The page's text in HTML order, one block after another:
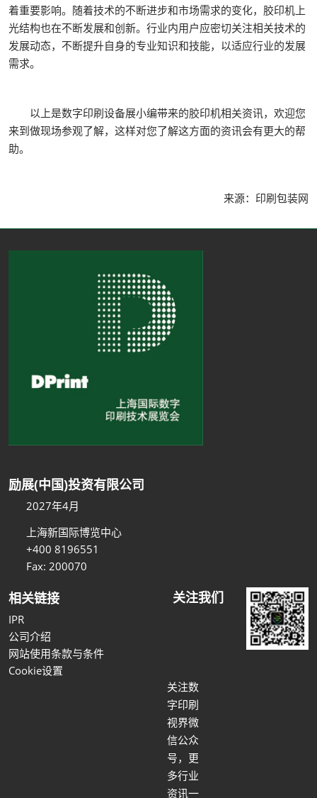
着重要影响。随着技术的不断进步和市场需求的变化，胶印机上
光结构也在不断发展和创新。行业内用户应密切关注相关技术的
发展动态，不断提升自身的专业知识和技能，以适应行业的发展
需求。
以上是数字印刷设备展小编带来的胶印机相关资讯，欢迎您
来到做现场参观了解，这样对您了解这方面的资讯会有更大的帮
助。
来源：印刷包装网
励展(中国)投资有限公司
2027年4月
上海新国际博览中心
+400 8196551
Fax: 200070
相关链接
IPR
公司介绍
网站使用条款与条件
Cookie设置
关注我们
关注数
字印刷
视界微
信公众
号，更
多行业
资讯一